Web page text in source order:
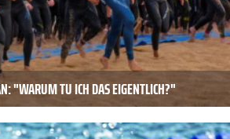
"WARUM TU ICH DAS EIGENTLICH?"